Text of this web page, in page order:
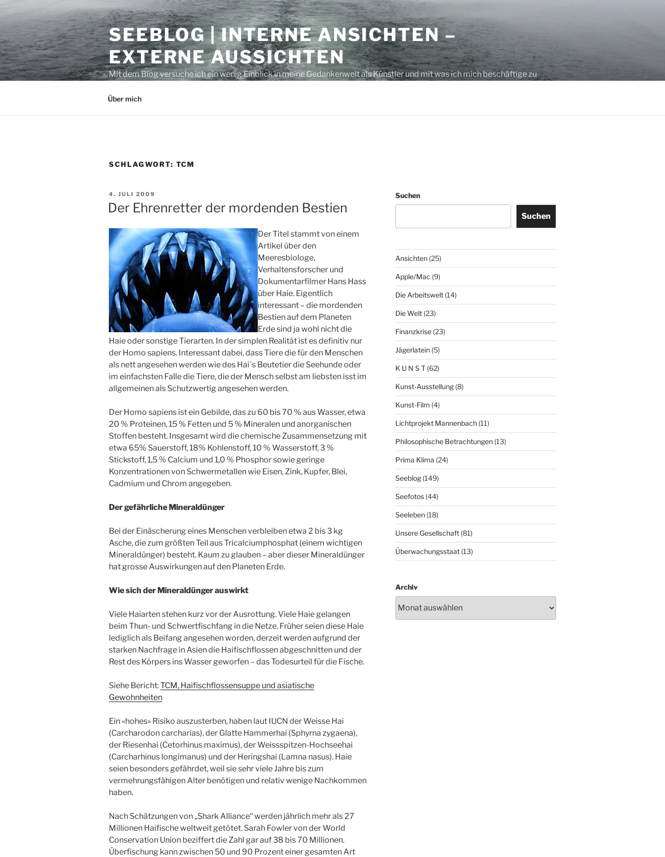
Inhalt
springen
SEEBLOG | INTERNE ANSICHTEN –
EXTERNE AUSSICHTEN
Mit dem Blog versuche ich ein wenig Einblick in meine Gedankenwelt als Künstler und mit was ich mich beschäftige zu
Über mich
SCHLAGWORT: TCM
VERÖFFENTLICHT
AM
4. JULI 2009
Der Ehrenretter der mordenden Bestien
Der Titel stammt von einem
Artikel über den
Meeresbiologe,
Verhaltensforscher und
Dokumentarfilmer Hans Hass
über Haie. Eigentlich
interessant – die mordenden
Bestien auf dem Planeten
Erde sind ja wohl nicht die
Haie oder sonstige Tierarten. In der simplen Realität ist es definitiv nur
der Homo sapiens. Interessant dabei, dass Tiere die für den Menschen
als nett angesehen werden wie des Hai`s Beutetier die Seehunde oder
im einfachsten Falle die Tiere, die der Mensch selbst am liebsten isst im
allgemeinen als Schutzwertig angesehen werden.
Der Homo sapiens ist ein Gebilde, das zu 60 bis 70 % aus Wasser, etwa
20 % Proteinen, 15 % Fetten und 5 % Mineralen und anorganischen
Stoffen besteht. Insgesamt wird die chemische Zusammensetzung mit
etwa 65% Sauerstoff, 18% Kohlenstoff, 10 % Wasserstoff, 3 %
Stickstoff, 1,5 % Calcium und 1,0 % Phosphor sowie geringe
Konzentrationen von Schwermetallen wie Eisen, Zink, Kupfer, Blei,
Cadmium und Chrom angegeben.
Der gefährliche Mineraldünger
Bei der Einäscherung eines Menschen verbleiben etwa 2 bis 3 kg
Asche, die zum größten Teil aus Tricalciumphosphat (einem wichtigen
Mineraldünger) besteht. Kaum zu glauben – aber dieser Mineraldünger
hat grosse Auswirkungen auf den Planeten Erde.
Wie sich der Mineraldünger auswirkt
Viele Haiarten stehen kurz vor der Ausrottung. Viele Haie gelangen
beim Thun- und Schwertfischfang in die Netze. Früher seien diese Haie
lediglich als Beifang angesehen worden, derzeit werden aufgrund der
starken Nachfrage in Asien die Haifischflossen abgeschnitten und der
Rest des Körpers ins Wasser geworfen – das Todesurteil für die Fische.
Siehe Bericht:TCM, Haifischflossensuppe und asiatische
Gewohnheiten
Ein «hohes» Risiko auszusterben, haben laut IUCN der Weisse Hai
(Carcharodon carcharias), der Glatte Hammerhai (Sphyrna zygaena),
der Riesenhai (Cetorhinus maximus), der Weissspitzen-Hochseehai
(Carcharhinus longimanus) und der Heringshai (Lamna nasus). Haie
seien besonders gefährdet, weil sie sehr viele Jahre bis zum
vermehrungsfähigen Alter benötigen und relativ wenige Nachkommen
haben.
Nach Schätzungen von „Shark Alliance“ werden jährlich mehr als 27
Millionen Haifische weltweit getötet. Sarah Fowler von der World
Conservation Union beziffert die Zahl gar auf 38 bis 70 Millionen.
Überfischung kann zwischen 50 und 90 Prozent einer gesamten Art
Suchen
Suchen
Ansichten(25)
Apple/Mac (9)
Die Arbeitswelt(14)
Die Welt(23)
Finanzkrise(23)
Jägerlatein(5)
K U N S T(62)
Kunst-Ausstellung(8)
Kunst-Film (4)
Lichtprojekt Mannenbach(11)
Philosophische Betrachtungen(13)
Prima Klima (24)
Seeblog(149)
Seefotos(44)
Seeleben(18)
Unsere Gesellschaft(81)
Überwachungsstaat(13)
Archiv